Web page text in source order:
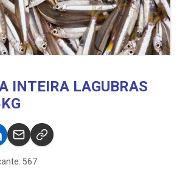
INTEIRA LAGUBRAS
567